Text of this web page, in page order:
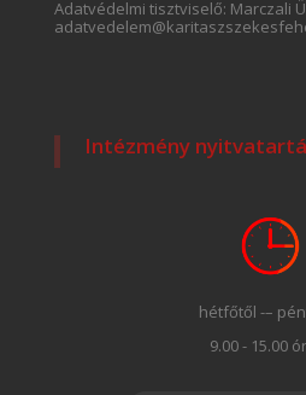
Adatvédelmi tisztviselő: Marczali
Intézmény
hétfőtől -–
9.00 - 15.00